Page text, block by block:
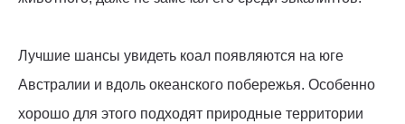
Лучшие шансы увидеть коал появляются на юге
Австралии и вдоль океанского побережья. Особенно
хорошо для этого подходят природные территории